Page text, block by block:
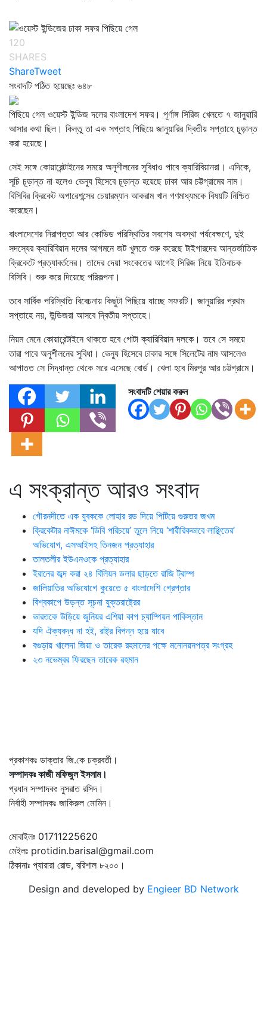
120
SHARES
ShareTweet
সংবাদটি পঠিত হয়েছেঃ ৬৪৮
পিছিয়ে গেল ওয়েস্ট ইন্ডিজ দলের বাংলাদেশ সফর। পূর্ণাঙ্গ সিরিজ খেলতে ৭ জানুয়ারি
আসার কথা ছিল। কিন্তু তা এক সপ্তাহ পিছিয়ে জানুয়ারির দ্বিতীয় সপ্তাহে চূড়ান্ত
করা হয়েছে।
সেই সঙ্গে কোয়ারেন্টাইনের সময়ে অনুশীলনের সুবিধাও পাবে ক্যারিবিয়ানরা। এদিকে,
সূচি চূড়ান্ত না হলেও ভেন্যু হিসেবে চূড়ান্ত হয়েছে ঢাকা আর চট্টগ্রামের নাম।
বিসিবির ক্রিকেট অপারেশন্সের চেয়ারম্যান আকরাম খান গণমাধ্যমকে বিষয়টি নিশ্চিত
করেছেন।
বাংলাদেশের নিরাপত্তা আর কোভিড পরিস্থিতির সবশেষ অবস্থা পর্যবেক্ষণে, দুই
সদস্যের ক্যারিবিয়ান দলের আগমনে জট খুলতে শুরু করেছে টাইগারদের আন্তর্জাতিক
ক্রিকেটে প্রত্যাবর্তনের। তাদের দেয়া সংকেতের আগেই সিরিজ নিয়ে ইতিবাচক
বিসিবি। শুরু করে দিয়েছে পরিকল্পনা।
তবে সার্বিক পরিস্থিতি বিবেচনায় কিছুটা পিছিয়ে যাচ্ছে সফরটি। জানুয়ারির প্রথম
সপ্তাহে নয়, উন্ডিজরা আসবে দ্বিতীয় সপ্তাহে।
নিয়ম মেনে কোয়ারেন্টাইনে থাকতে হবে গোটা ক্যারিবিয়ান দলকে। তবে সে সময়ে
তারা পাবে অনুশীলনের সুবিধা। ভেন্যু হিসেবে ঢাকার সঙ্গে সিলেটের নাম আসলেও
আপাতত সে সিদ্ধান্ত থেকে সরে এসেছে বোর্ড। খেলা হবে মিরপুর আর চট্টগ্রামে।
সংবাদটি শেয়ার করুন
এ সংক্রান্ত আরও সংবাদ
গৌরনদীতে এক যুবককে লোহার রড দিয়ে পিটিয়ে গুরুতর জখম
ক্রিকেটার নাঈমকে ‘ডিবি পরিচয়ে’ তুলে নিয়ে ‘শারীরিকভাবে লাঞ্ছিতের’
অভিযোগ, এসআইসহ তিনজন প্রত্যাহার
তালতলীর ইউএনওকে প্রত্যাহার
ইরানের জব্দ করা ২৪ বিলিয়ন ডলার ছাড়তে রাজি ট্রাম্প
জালিয়াতির অভিযোগে কুয়েতে ৫ বাংলাদেশি গ্রেপ্তার
বিশ্বকাপে উড়ন্ত সূচনা যুক্তরাষ্ট্রের
ভারতকে উড়িয়ে জুনিয়র এশিয়া কাপ চ্যাম্পিয়ন পাকিস্তান
যদি ঐক্যবদ্ধ না হই, রাষ্ট্র বিপন্ন হয়ে যাবে
বগুড়ায় খালেদা জিয়া ও তারেক রহমানের পক্ষে মনোনয়নপত্র সংগ্রহ
২৩ নভেম্বর ফিরছেন তারেক রহমান
প্রকাশকঃ ডাক্তার জি.কে চক্রবর্তী।
সম্পাদকঃ কাজী মফিজুল ইসলাম।
প্রধান সম্পাদকঃ নুসরাত রসিদ।
নির্বাহী সম্পাদকঃ জাকিরুল মোমিন।
মোবাইলঃ 01711225620
মেইলঃ protidin.barisal@gmail.com
ঠিকানাঃ প্যারারা রোড, বরিশাল ৮২০০।
Design and developed by Engieer BD Network